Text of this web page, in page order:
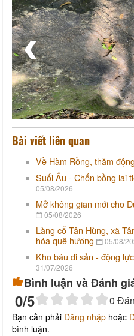
Bài viết liên quan
Về Hàm Rồng, thăm
Suối Ấu - Chốn bồng lai
05/08/2026
Mở không gian mới cho
05/08/2026
Làng cổ Tân Hùng, xã
hóa quê hương
05/08/
Kho báu di sản - động
31/07/2026
Bình luận và Đánh
0/5 0
Bạn cần phải Đăng nhập hoặc
bình luận.